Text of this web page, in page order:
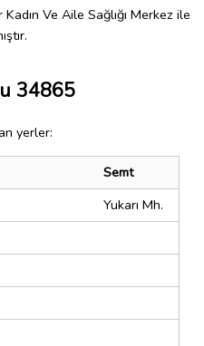
Kadın Ve Aile Sağlığı Merkez ile
34865
yerler:
Semt
Yukarı Mh.